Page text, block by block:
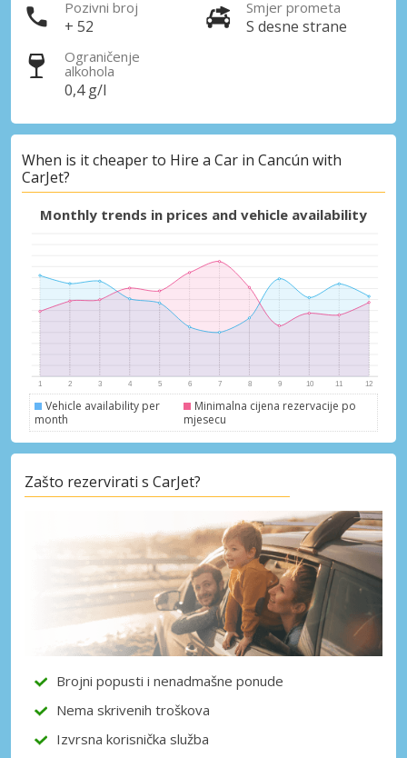
Posebni popusti
Pristupite ekskluzivnim ponudama naših
Prijava putem eLinka
Pozivni broj
+ 52
Smjer prometa
S desne strane
Ograničenje
alkohola
0,4 g/l
When is it cheaper to Hire a Car in Cancún with
CarJet?
Monthly trends in prices and vehicle availability
Vehicle availability per
month
Minimalna cijena rezervacije po
mjesecu
Zašto rezervirati s CarJet?
Brojni popusti i nenadmašne ponude
Nema skrivenih troškova
Izvrsna korisnička služba